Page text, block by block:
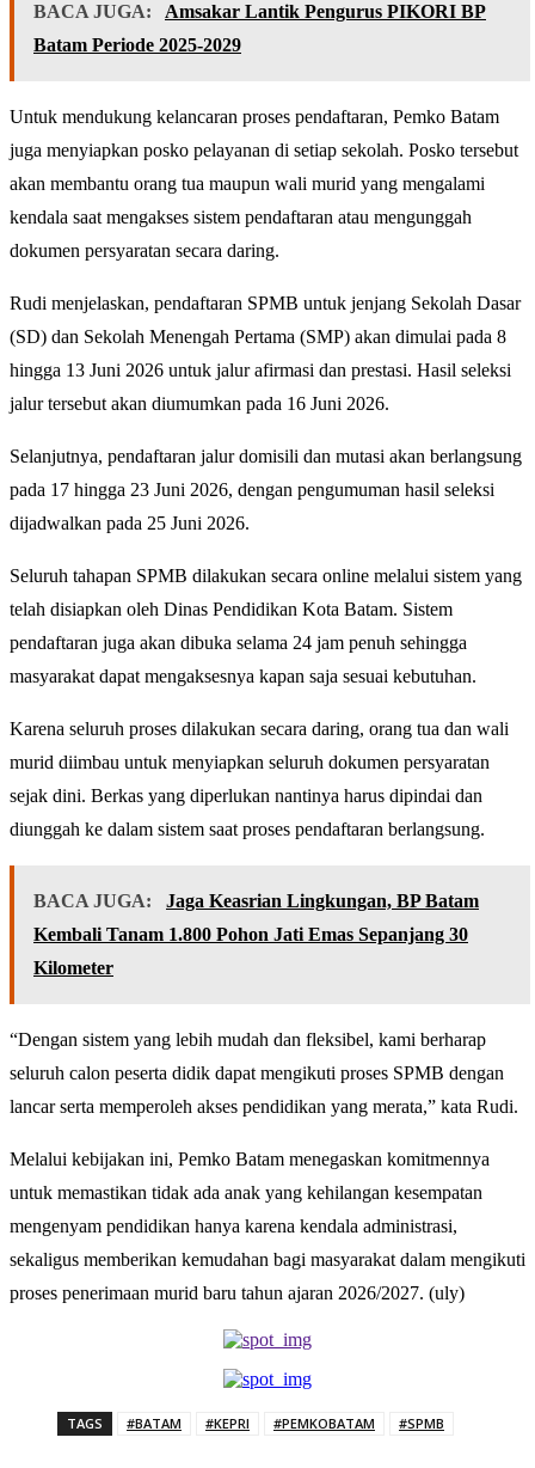
BACA JUGA:
Amsakar Lantik Pengurus PIKORI BP
Batam Periode 2025-2029
Untuk mendukung kelancaran proses pendaftaran, Pemko Batam
juga menyiapkan posko pelayanan di setiap sekolah. Posko tersebut
akan membantu orang tua maupun wali murid yang mengalami
kendala saat mengakses sistem pendaftaran atau mengunggah
dokumen persyaratan secara daring.
Rudi menjelaskan, pendaftaran SPMB untuk jenjang Sekolah Dasar
(SD) dan Sekolah Menengah Pertama (SMP) akan dimulai pada 8
hingga 13 Juni 2026 untuk jalur afirmasi dan prestasi. Hasil seleksi
jalur tersebut akan diumumkan pada 16 Juni 2026.
Selanjutnya, pendaftaran jalur domisili dan mutasi akan berlangsung
pada 17 hingga 23 Juni 2026, dengan pengumuman hasil seleksi
dijadwalkan pada 25 Juni 2026.
Seluruh tahapan SPMB dilakukan secara online melalui sistem yang
telah disiapkan oleh Dinas Pendidikan Kota Batam. Sistem
pendaftaran juga akan dibuka selama 24 jam penuh sehingga
masyarakat dapat mengaksesnya kapan saja sesuai kebutuhan.
Karena seluruh proses dilakukan secara daring, orang tua dan wali
murid diimbau untuk menyiapkan seluruh dokumen persyaratan
sejak dini. Berkas yang diperlukan nantinya harus dipindai dan
diunggah ke dalam sistem saat proses pendaftaran berlangsung.
BACA JUGA:
Jaga Keasrian Lingkungan, BP Batam
Kembali Tanam 1.800 Pohon Jati Emas Sepanjang 30
Kilometer
“Dengan sistem yang lebih mudah dan fleksibel, kami berharap
seluruh calon peserta didik dapat mengikuti proses SPMB dengan
lancar serta memperoleh akses pendidikan yang merata,” kata Rudi.
Melalui kebijakan ini, Pemko Batam menegaskan komitmennya
untuk memastikan tidak ada anak yang kehilangan kesempatan
mengenyam pendidikan hanya karena kendala administrasi,
sekaligus memberikan kemudahan bagi masyarakat dalam mengikuti
proses penerimaan murid baru tahun ajaran 2026/2027. (uly)
TAGS #BATAM #KEPRI #PEMKOBATAM #SPMB